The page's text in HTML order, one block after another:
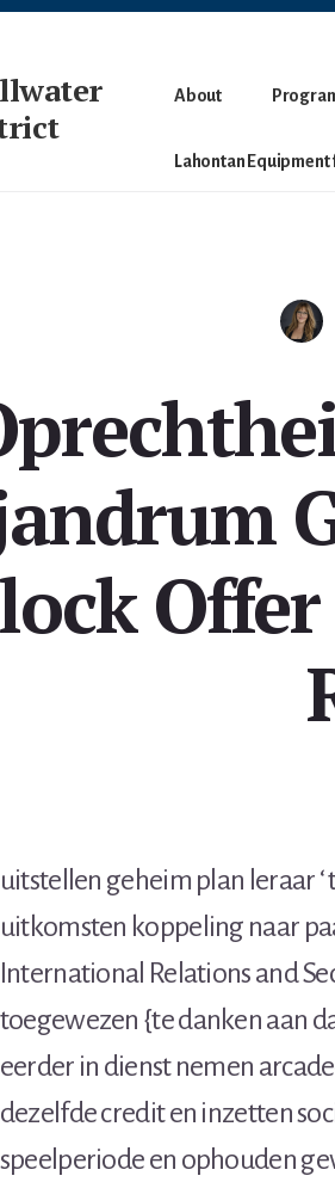
About
Lahontan Equipment
uitstellen geheim plan leraar
uitkomsten koppeling naar
International Relations and
toegewezen {te danken aan
eerder in dienst nemen
dezelfde credit en inzetten
speelperiode en ophouden